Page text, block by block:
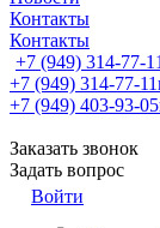
Контакты
Контакты
+7 (949) 314-77-11
+7 (949) 314-77-11
+7 (949) 403-93-05
Заказать звонок
Задать вопрос
Войти